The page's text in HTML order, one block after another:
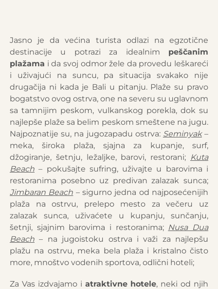
Jasno je da većina turista odlazi na egzotične
destinacije u potrazi za idealnim peščanim
plažama i da svoj odmor žele da provedu leškareći
i uživajući na suncu, pa situacija svakako nije
drugačija ni kada je Bali u pitanju. Plaže su pravo
bogatstvo ovog ostrva, one na severu su uglavnom
sa tamnijim peskom, vulkanskog porekla, dok su
najlepše plaže sa belim peskom smeštene na jugu.
Najpoznatije su, na jugozapadu ostrva: Seminyak–
meka, široka plaža, sjajna za kupanje, surf,
džogiranje, šetnju, ležaljke, barovi, restorani; Kuta
Beach – pokušajte sufring, uživajte u barovima i
restoranima posebno uz predivan zalazak sunca;
Jimbaran Beach – sigurno jedna od najposećenijih
plaža na ostrvu, prelepo mesto za večeru uz
zalazak sunca, uživaćete u kupanju, sunčanju,
šetnji, sjajnim barovima i restoranima; Nusa Dua
Beach – na jugoistoku ostrva i važi za najlepšu
plažu na ostrvu, meka bela plaža i kristalno čisto
more, mnoštvo vodenih sportova, odlični hoteli;
Za Vas izdvajamo i atraktivne hotele, neki od njih